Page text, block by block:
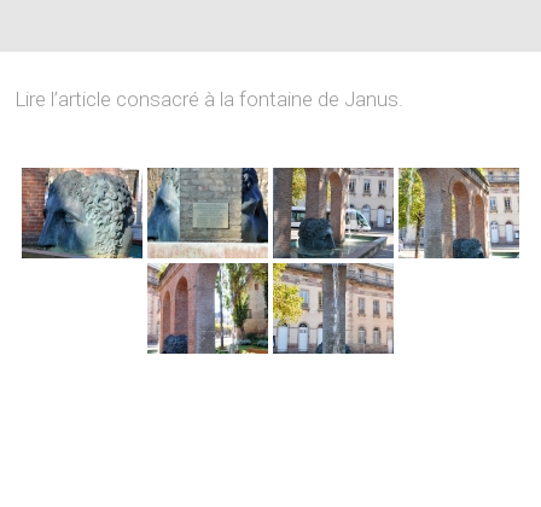
Lire l’article consacré à la fontaine de Janus.